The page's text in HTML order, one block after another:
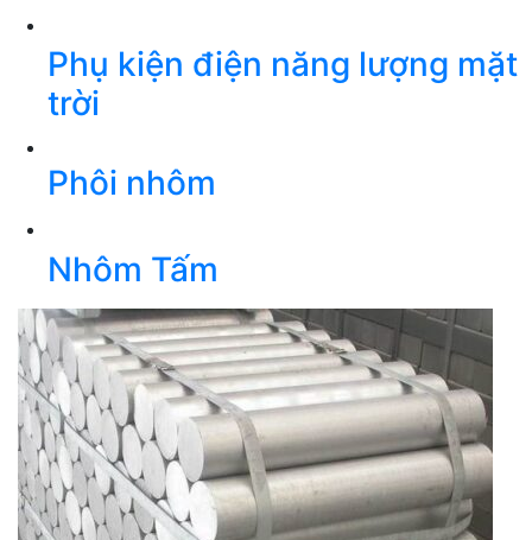
Phụ kiện điện năng lượng mặt
trời
Phôi nhôm
Nhôm Tấm